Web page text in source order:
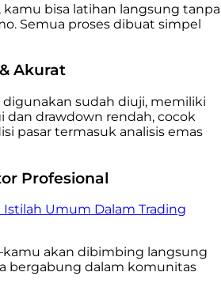
kamu bisa latihan langsung tanpa
Semua proses dibuat simpel
Akurat
sudah diuji, memiliki
drawdown rendah, cocok
pasar termasuk analisis emas
Profesional
Istilah Umum Dalam Trading
akan dibimbing langsung
bergabung dalam komunitas